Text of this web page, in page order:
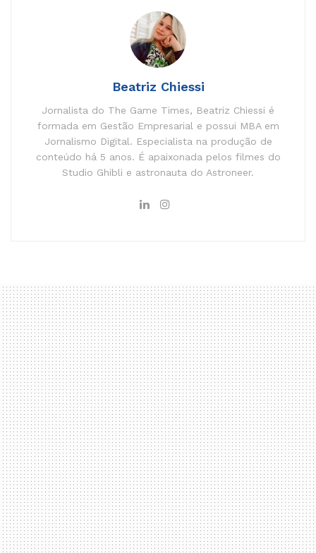
Beatriz Chiessi
Jornalista do The Game Times, Beatriz Chiessi é
formada em Gestão Empresarial e possui MBA em
Jornalismo Digital. Especialista na produção de
conteúdo há 5 anos. É apaixonada pelos filmes do
Studio Ghibli e astronauta do Astroneer.